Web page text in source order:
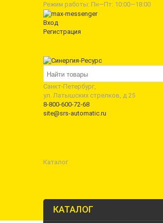
Режим работы: Пн—Пт: 10:00—18:00
Вход
Регистрация
Санкт-Петербург,
ул. Латышских стрелков, д 25
8-800-600-72-68
site@srs-automatic.ru
Каталог
КАТАЛОГ